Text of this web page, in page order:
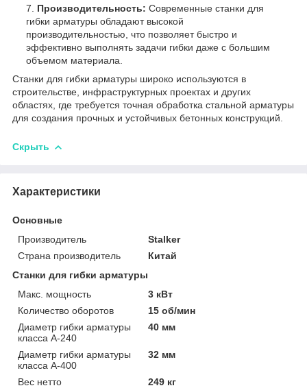
Производительность: Современные станки для
гибки арматуры обладают высокой
производительностью, что позволяет быстро и
эффективно выполнять задачи гибки даже с большим
объемом материала.
Станки для гибки арматуры широко используются в
строительстве, инфраструктурных проектах и других
областях, где требуется точная обработка стальной арматуры
для создания прочных и устойчивых бетонных конструкций.
Скрыть
Характеристики
Основные
Производитель
Stalker
Страна производитель
Китай
Станки для гибки арматуры
Макс. мощность
3 кВт
Количество оборотов
15 об/мин
Диаметр гибки арматуры
класса А-240
40 мм
Диаметр гибки арматуры
класса А-400
32 мм
Вес нетто
249 кг